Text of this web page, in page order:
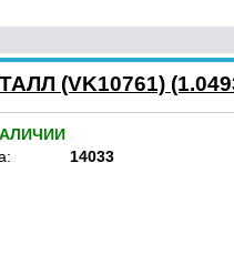
(VK10761)
14033